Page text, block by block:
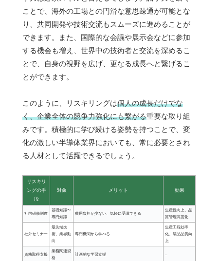
ことで、海外の工場との円滑な意思疎通が可能とな
り、共同開発や技術交流もスムーズに進めることが
できます。また、国際的な会議や展示会などに参加
する機会も増え、世界中の技術者と交流を深めるこ
とで、自身の視野を広げ、更なる成長へと繋げるこ
とができます。
このように、リスキリングは個人の成長だけでな
く、企業全体の競争力強化にも繋がる重要な取り組
みです。積極的に学び続ける姿勢を持つことで、変
化の激しい半導体業界においても、常に必要とされ
る人材として活躍できるでしょう。
リスキリ
ングの手
段
対象 メリット 効果
社内研修制度
基礎知識〜
専門知識
費用負担が少ない、気軽に受講できる
生産性向上、品
質管理高度化
社外セミナー
最先端技
術、業界動
向
専門機関から学べる
生産工程効率
化、製品品質向
上
資格取得支援
業務関連資
格
計画的な学習支援 –